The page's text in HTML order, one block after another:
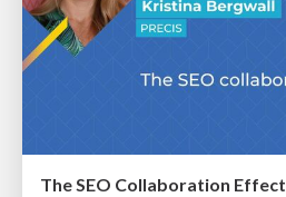
The SEO Collaboration Effect